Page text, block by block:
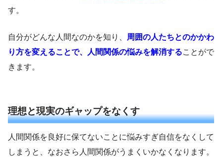
す。
自分がどんな人間なのかを知り、
周囲の人たちとのかかわ
り方を変えることで、人間関係の悩みを解消することがで
きます。
理想と現実のギャップをなくす
人間関係を良好に保てないことに悩みすぎ自信をなくして
しまうと、なおさら人間関係がうまくいかなくなります。